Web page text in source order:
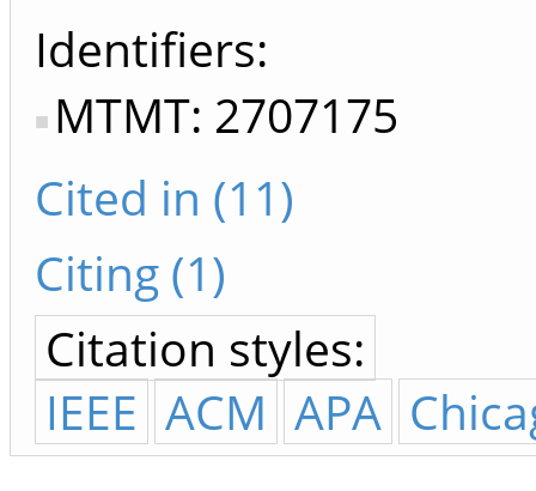
Identifiers
MTMT: 2707175
Cited in (11)
Citing (1)
Citation styles:
IEEE ACM APA